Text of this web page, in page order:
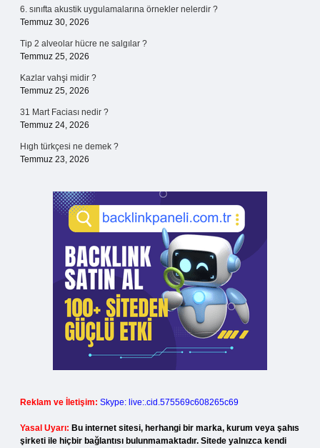
6. sınıfta akustik uygulamalarına örnekler nelerdir ?
Temmuz 30, 2026
Tip 2 alveolar hücre ne salgılar ?
Temmuz 25, 2026
Kazlar vahşi midir ?
Temmuz 25, 2026
31 Mart Faciası nedir ?
Temmuz 24, 2026
Hıgh türkçesi ne demek ?
Temmuz 23, 2026
Reklam ve İletişim: Skype: live:.cid.575569c608265c69
Yasal Uyarı: Bu internet sitesi, herhangi bir marka, kurum veya şahıs
şirketi ile hiçbir bağlantısı bulunmamaktadır. Sitede yalnızca kendi